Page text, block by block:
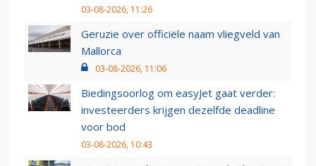
03-08-2026, 11:26
Geruzie over officiële naam vliegveld van
Mallorca
03-08-2026, 11:06
Biedingsoorlog om easyJet gaat verder:
investeerders krijgen dezelfde deadline
voor bod
03-08-2026, 10:43